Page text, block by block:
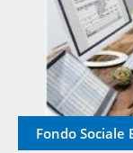
Fondo Sociale